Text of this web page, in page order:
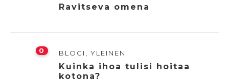
Ravitseva omena
0 BLOGI YLEINEN
Kuinka ihoa tulisi hoitaa
kotona?